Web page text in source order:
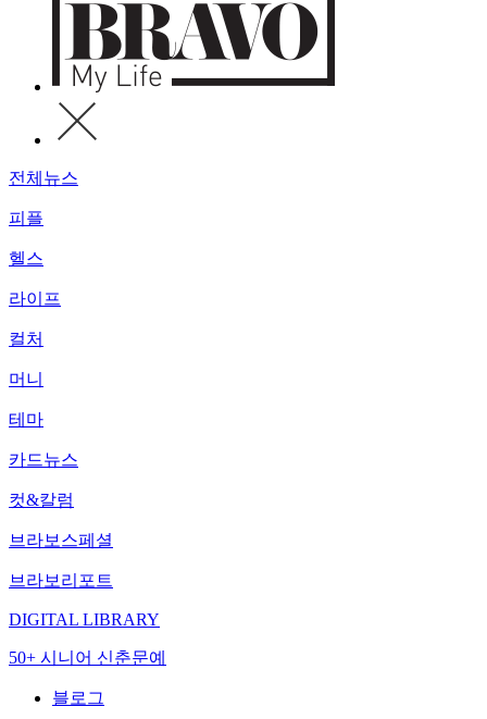
전체뉴스
피플
헬스
라이프
컬처
머니
테마
카드뉴스
컷&칼럼
브라보스페셜
브라보리포트
DIGITAL LIBRARY
50+ 시니어 신춘문예
블로그